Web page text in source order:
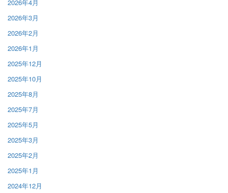
2026年4月
2026年3月
2026年2月
2026年1月
2025年12月
2025年10月
2025年8月
2025年7月
2025年5月
2025年3月
2025年2月
2025年1月
2024年12月